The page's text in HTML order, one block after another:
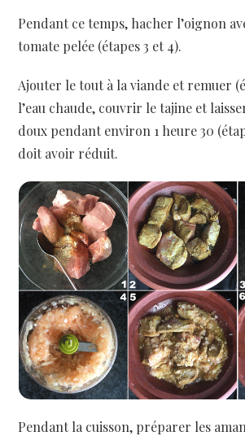
Pendant ce temps, hacher l’oignon
tomate pelée (étapes 3 et 4).
Ajouter le tout à la viande et remuer
l’eau chaude, couvrir le tajine et
doux pendant environ 1 heure 30
doit avoir réduit.
Pendant la cuisson, préparer les